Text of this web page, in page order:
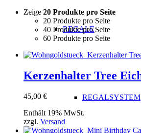
REGALE
REGALSYSTEM
Zeige 20 Produkte pro Seite
20 Produkte pro Seite
40 Produkte pro Seite
60 Produkte pro Seite
Kerzenhalter Tree
45,00 €
Enthält 19% MwSt.
zzgl. Versand